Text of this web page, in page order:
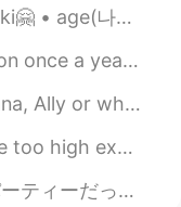
ساحة
2019.11.21 00:42
ساحة القرية
أراد البيع
والخيل، وقد
지) : Cyprus • height (키) : 16...
no idea what to do to m...
me with your copy and pas...
to speak several language...
識しない🤣 私はスパイダーマンだった 笑 昨日はパーティー...